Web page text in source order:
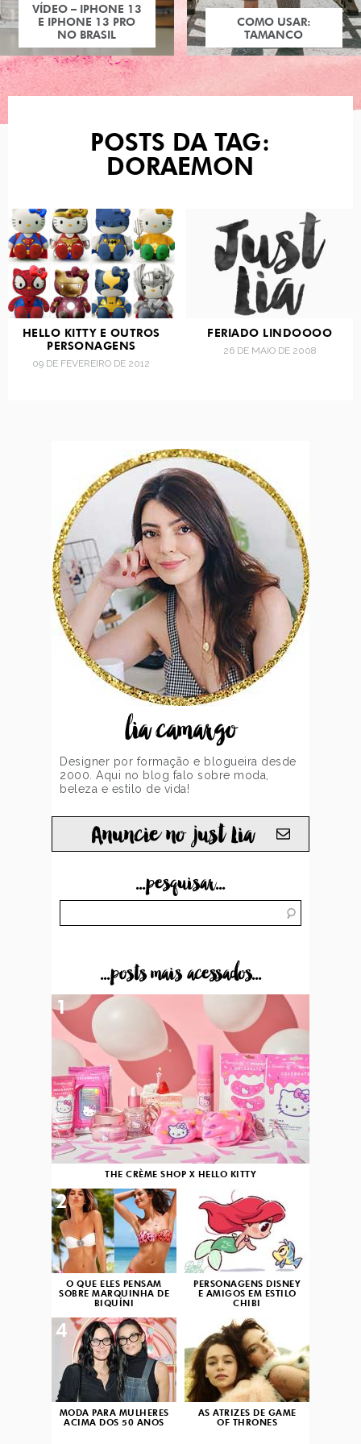
VÍDEO – IPHONE 13
E IPHONE 13 PRO
NO BRASIL
COMO USAR:
TAMANCO
POSTS DA TAG:
DORAEMON
HELLO KITTY E OUTROS
PERSONAGENS
09 DE FEVEREIRO DE 2012
FERIADO LINDOOOO
26 DE MAIO DE 2008
lia camargo
Designer por formação e blogueira desde
2000. Aqui no blog falo sobre moda,
beleza e estilo de vida!
Anuncie no just Lia
...pesquisar...
...posts mais acessados...
THE CRÈME SHOP X HELLO KITTY
1
O QUE ELES PENSAM
SOBRE MARQUINHA DE
BIQUÍNI
2
PERSONAGENS DISNEY
E AMIGOS EM ESTILO
CHIBI
3
MODA PARA MULHERES
ACIMA DOS 50 ANOS
4
AS ATRIZES DE GAME
OF THRONES